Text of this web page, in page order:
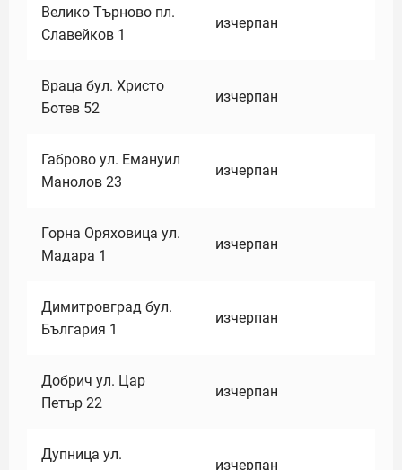
Велико Търново пл.
Славейков 1
изчерпан
Враца бул. Христо
Ботев 52
изчерпан
Габрово ул. Емануил
Манолов 23
изчерпан
Горна Оряховица ул.
Мадара 1
изчерпан
Димитровград бул.
България 1
изчерпан
Добрич ул. Цар
Петър 22
изчерпан
Дупница ул.
изчерпан